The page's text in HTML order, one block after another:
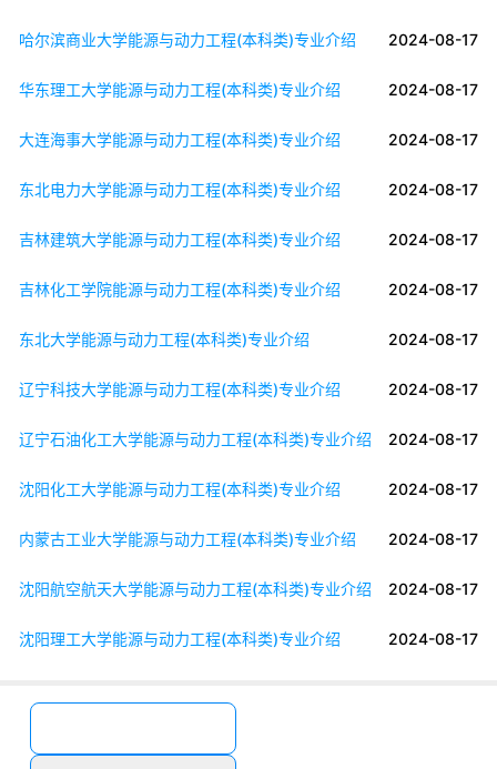
哈尔滨商业大学能源与动力工程(本科类)专业介绍 2024-08-17
华东理工大学能源与动力工程(本科类)专业介绍 2024-08-17
大连海事大学能源与动力工程(本科类)专业介绍 2024-08-17
东北电力大学能源与动力工程(本科类)专业介绍 2024-08-17
吉林建筑大学能源与动力工程(本科类)专业介绍 2024-08-17
吉林化工学院能源与动力工程(本科类)专业介绍 2024-08-17
东北大学能源与动力工程(本科类)专业介绍 2024-08-17
辽宁科技大学能源与动力工程(本科类)专业介绍 2024-08-17
辽宁石油化工大学能源与动力工程(本科类)专业介绍 2024-08-17
沈阳化工大学能源与动力工程(本科类)专业介绍 2024-08-17
内蒙古工业大学能源与动力工程(本科类)专业介绍 2024-08-17
沈阳航空航天大学能源与动力工程(本科类)专业介绍 2024-08-17
沈阳理工大学能源与动力工程(本科类)专业介绍 2024-08-17